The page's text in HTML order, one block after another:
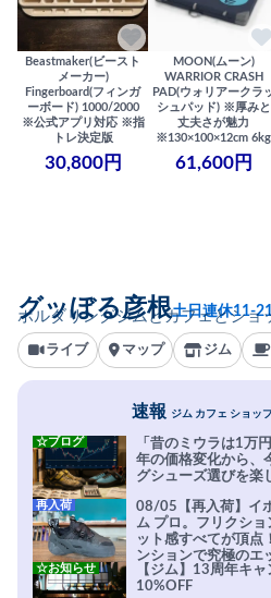
Beastmaker(ビースト
メーカー)
Fingerboard(フィンガ
ーボード) 1000/2000
※公式アプリ対応 ※指
トレ決定版
30,800円
MOON(ムーン)
WARRIOR CRASH
PAD(ウォリアークラ
シュパッド) ※厚みと
丈夫さが魅力
※130×100×12cm 6kg
61,600円
ボルダリングジムとカフェとショ
グッぼる彦根土日連休11-
ライブ マップ ジム
速報 ジム カフェ ショッ
「昔のミウラは1万
年の価格変化から、
グシューズ選びを楽
☆ブログ
08/05【再入荷】イ
ム プロ。フリクショ
ット感すべてが頂点
ンションで究極のエ
実現。進化系ラバー
を凌駕する粘着力で
再入荷
【ジム】13周年キ
10%OFF
☆お知らせ